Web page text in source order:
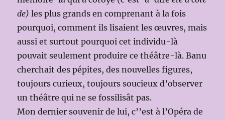
de)les plus grands en comprenant à la fois
pourquoi, comment ils lisaient les œuvres, mais
aussi et surtout pourquoi cet individu-là
pouvait seulement produire ce théâtre-là. Banu
cherchait des pépites, des nouvelles figures,
toujours curieux, toujours soucieux d’observer
un théâtre qui ne se fossilisât pas.
Mon dernier souvenir de lui, c’’est à l’Opéra de